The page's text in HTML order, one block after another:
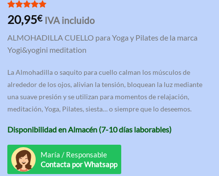
Valorado
con5.00
base a
3
valoraciones
de clientes
20,95€ IVA incluido
ALMOHADILLA CUELLO para Yoga y Pilates de la marca
Yogi&yogini meditation
La Almohadilla o saquito para cuello calman los músculos de
alrededor de los ojos, alivian la tensión, bloquean la luz mediante
una suave presión y se utilizan para momentos de relajación,
meditación, Yoga, Pilates, siesta… o siempre que lo deseemos.
Disponibilidad en Almacén (7-10 días laborables)
María / Responsable
Contacta por Whatsapp